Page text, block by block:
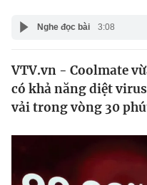
Y tế
Thế giới
Tin tức
Câu chuyện quốc tế
Kinh tế
Tài chính
Dữ liệu và đời sống
Nghe đọc bài 3:08
VTV.vn - Coolmate
có khả năng diệt
vải trong vòng 30